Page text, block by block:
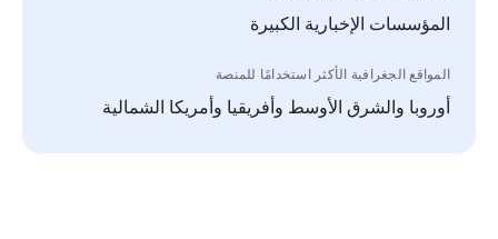
المؤسسات الإخبارية الكبيرة
المواقع الجغرافية الأكثر استخدامًا للمنصة
أوروبا والشرق الأوسط وأفريقيا وأمريكا الشمالية